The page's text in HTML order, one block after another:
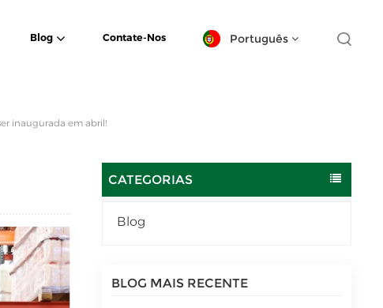
Blog Contate-Nos Português
français
inaugurada em abril!
CATEGORIAS
Blog
BLOG MAIS RECENTE